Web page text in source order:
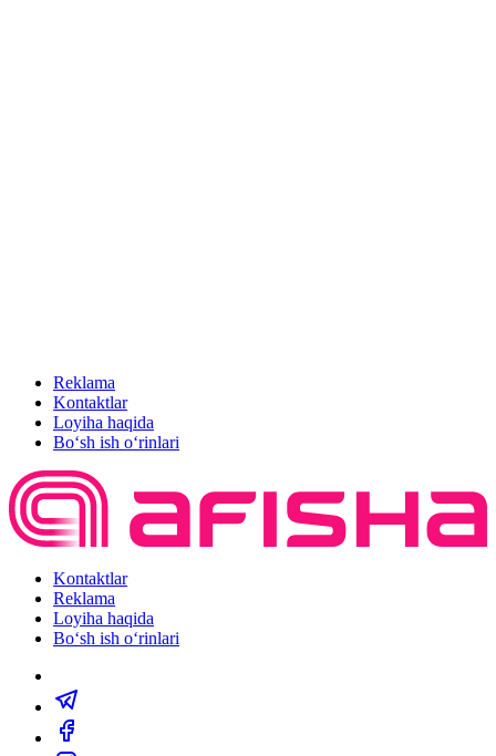
Reklama
Kontaktlar
Loyiha haqida
Bo‘sh ish o‘rinlari
Kontaktlar
Reklama
Loyiha haqida
Bo‘sh ish o‘rinlari